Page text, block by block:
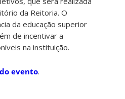
da Reitoria. O
da educação superior
de incentivar a
na instituição.
evento.